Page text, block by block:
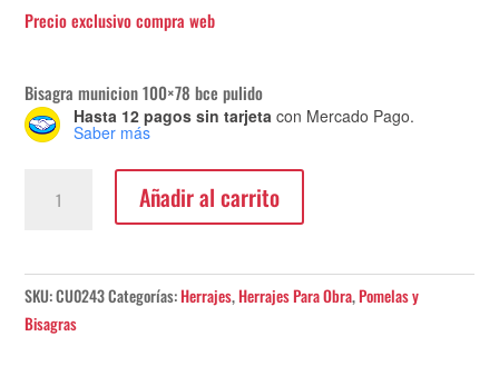
Bisagra municion 100×78 bce pulido
Hasta 12 pagos sin tarjeta con Mercado Pago.
Saber más
Munición
Bronce
Pulido
Añadir al carrito
SKU:CU0243Categorías:Herrajes,Herrajes Para Obra,Pomelas y
Bisagras